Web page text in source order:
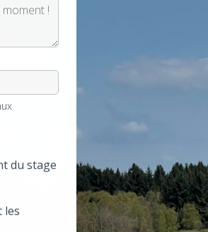
du stage
les